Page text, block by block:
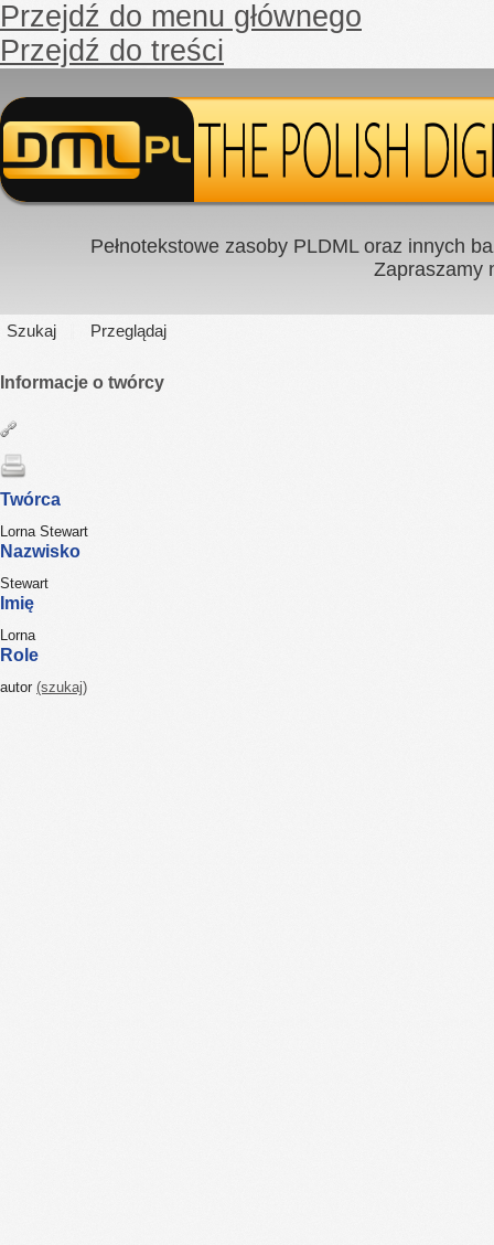
Przejdź do menu głównego
Przejdź do treści
Pełnotekstowe zasoby PLDML oraz innych
Zapraszamy
Szukaj Przeglądaj
Informacje o twórcy
Twórca
Lorna Stewart
Nazwisko
Stewart
Imię
Lorna
Role
autor (szukaj)